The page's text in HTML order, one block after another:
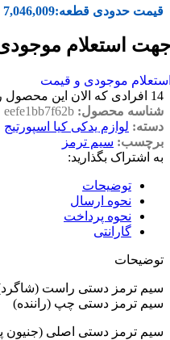
قیمت حدودی قطعه:7,046,009
استعلام
موجودی و قیمت
14 افرادی که الان این محصول
شناسه محصول: eefe1bb7f62b
دسته: لوازم یدکی کیا اسپورتیج
برچسب: سیم ترمز
به اشتراک بگذارید:
توضیحات
نحوه ارسال
نحوه پرداخت
گارانتی
توضیحات
سیم ترمز دستی راست
سیم ترمز دستی چپ (راننده)
سیم ترمز دستی اصلی (جنیون